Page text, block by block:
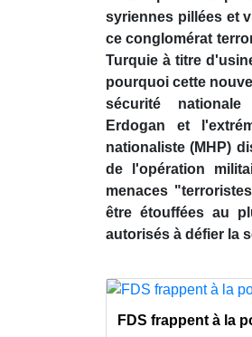
syriennes pillées et
ce conglomérat
Turquie à titre
pourquoi cette
sécurité
Erdogan et
nationaliste (MHP)
de l'opération
menaces
être étouffées au
autorisés à défier la
FDS frappent à la